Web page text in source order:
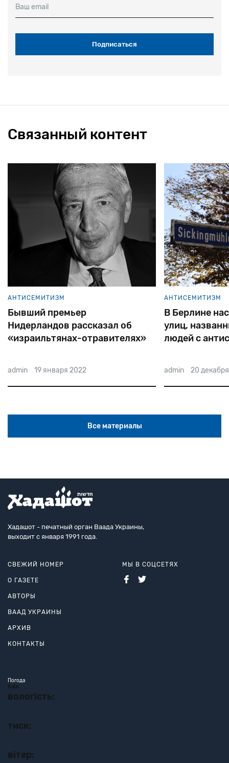
Ваш email
Связанный контент
АНТИСЕМИТИЗМ
Бывший премьер
Нидерландов рассказал об
«израильтянах-отравителях»
admin 19 января 2022
АНТИСЕМИТИЗМ
В Берлине
улиц,
людей с
admin 20
Все материалы
Хадашот - печатный орган Ваада Украины,
выходит с января 1991 года.
СВЕЖИЙ НОМЕР
О ГАЗЕТЕ
АВТОРЫ
ВААД УКРАИНЫ
АРХИВ
КОНТАКТЫ
МЫ В СОЦСЕТЯХ
Погода
Київ
вологість:
тиск:
вітер: